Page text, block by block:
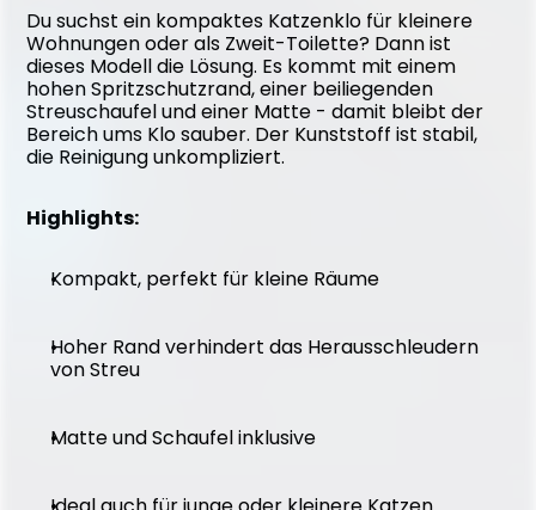
Du suchst ein kompaktes Katzenklo für kleinere
Wohnungen oder als Zweit-Toilette? Dann ist
dieses Modell die Lösung. Es kommt mit einem
hohen Spritzschutzrand, einer beiliegenden
Streuschaufel und einer Matte - damit bleibt der
Bereich ums Klo sauber. Der Kunststoff ist stabil,
die Reinigung unkompliziert.
Highlights:
Kompakt, perfekt für kleine Räume
Hoher Rand verhindert das Herausschleudern
von Streu
Matte und Schaufel inklusive